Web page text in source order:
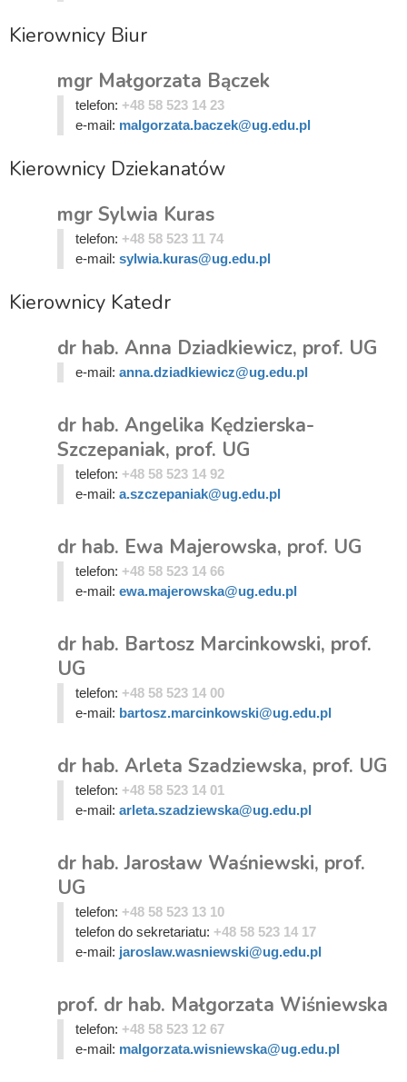
Kierownicy Biur
mgr Małgorzata Bączek
telefon: +48 58 523 14 23
e-mail: malgorzata.baczek@ug.edu.pl
Kierownicy Dziekanatów
mgr Sylwia Kuras
telefon: +48 58 523 11 74
e-mail: sylwia.kuras@ug.edu.pl
Kierownicy Katedr
dr hab. Anna Dziadkiewicz, prof. UG
e-mail: anna.dziadkiewicz@ug.edu.pl
dr hab. Angelika Kędzierska-
Szczepaniak, prof. UG
telefon: +48 58 523 14 92
e-mail: a.szczepaniak@ug.edu.pl
dr hab. Ewa Majerowska, prof. UG
telefon: +48 58 523 14 66
e-mail: ewa.majerowska@ug.edu.pl
dr hab. Bartosz Marcinkowski, prof.
UG
telefon: +48 58 523 14 00
e-mail: bartosz.marcinkowski@ug.edu.pl
dr hab. Arleta Szadziewska, prof. UG
telefon: +48 58 523 14 01
e-mail: arleta.szadziewska@ug.edu.pl
dr hab. Jarosław Waśniewski, prof.
UG
telefon: +48 58 523 13 10
telefon do sekretariatu: +48 58 523 14 17
e-mail: jaroslaw.wasniewski@ug.edu.pl
prof. dr hab. Małgorzata Wiśniewska
telefon: +48 58 523 12 67
e-mail: malgorzata.wisniewska@ug.edu.pl